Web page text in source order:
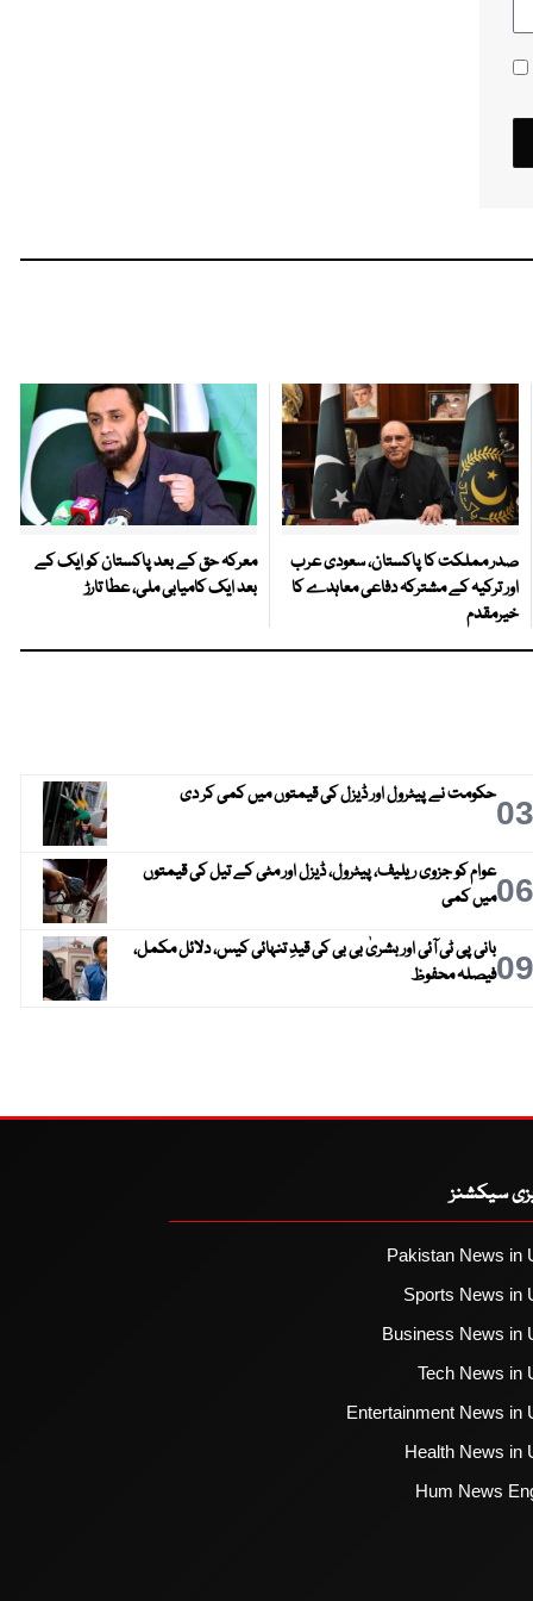
صدر مملکت کا پاکستان، سعودی عرب
اور ترکیہ کے مشترکہ دفاعی معاہدے کا
خیرمقدم
معرکہ حق کے بعد پاکستان کو ایک کے
بعد ایک کامیابی ملی، عطا تارڑ
03حکومت نے پیٹرول اور ڈیزل کی قیمتوں میں کمی کر دی
06عوام کو جزوی ریلیف، پیٹرول، ڈیزل اور مٹی کے تیل کی قیمتوں
میں کمی
09بانی پی ٹی آئی اور بشریٰ بی بی کی قیدِ تنہائی کیس، دلائل مکمل،
فیصلہ محفوظ
سیکشنز
Pakistan News in
Sports News in
Business News in
Tech News in
Entertainment News in
Health News in
Hum News